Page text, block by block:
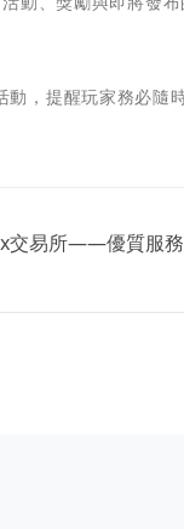
動，提醒玩家務必隨
交易所——優質服務